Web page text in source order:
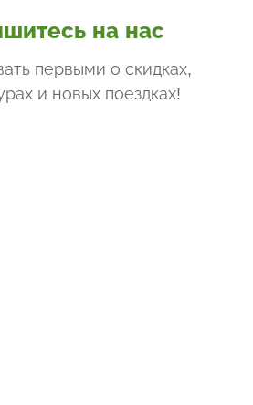
на нас
первыми о скидках,
и новых поездках!